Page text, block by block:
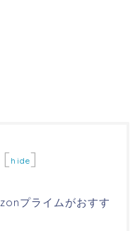
[ hide]
プライムがおすす